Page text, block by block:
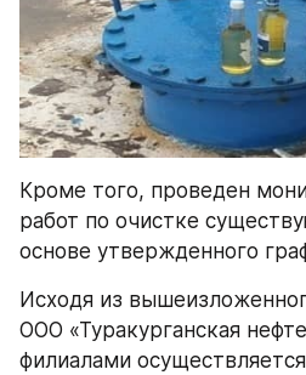
Кроме того, проведен
работ по очистке
основе утвержденного
Исходя из
ООО «Туракурганская
филиалами